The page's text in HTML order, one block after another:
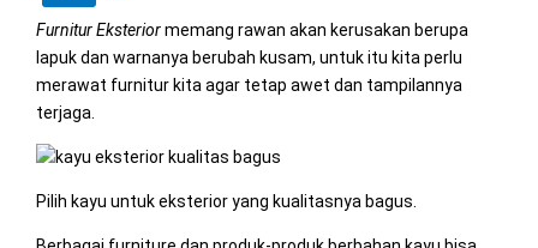
Furnitur Eksteriormemang rawan akan kerusakan berupa
lapuk dan warnanya berubah kusam, untuk itu kita perlu
merawat furnitur kita agar tetap awet dan tampilannya
terjaga.
Pilih kayu untuk eksterior yang kualitasnya bagus.